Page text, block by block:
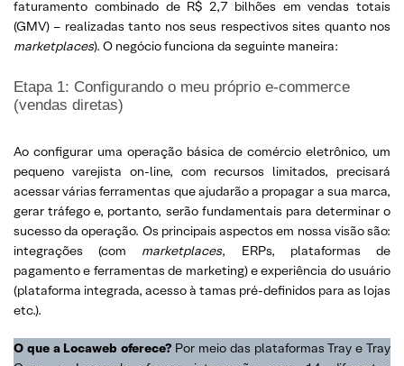
faturamento combinado de R$ 2,7 bilhões em vendas totais
(GMV) – realizadas tanto nos seus respectivos sites quanto nos
marketplaces). O negócio funciona da seguinte maneira:
Etapa 1: Configurando o meu próprio e-commerce
(vendas diretas)
Ao configurar uma operação básica de comércio eletrônico, um
pequeno varejista on-line, com recursos limitados, precisará
acessar várias ferramentas que ajudarão a propagar a sua marca,
gerar tráfego e, portanto, serão fundamentais para determinar o
sucesso da operação. Os principais aspectos em nossa visão são:
integrações (com marketplaces, ERPs, plataformas de
pagamento e ferramentas de marketing) e experiência do usuário
(plataforma integrada, acesso à tamas pré-definidos para as lojas
etc.).
O que a Locaweb oferece? Por meio das plataformas Tray e Tray